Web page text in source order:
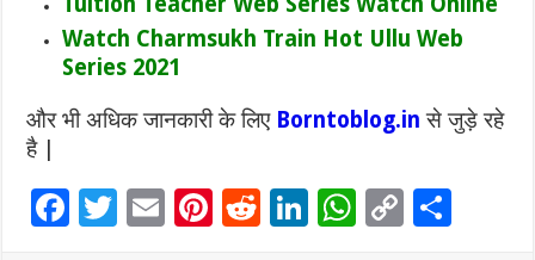
Watch Charmsukh Train Hot Ullu Web
Series 2021
और भी अधिक जानकारी के लिए Borntoblog.in से जुड़े रहे
है |
F
T
E
Pi R
Li
W C